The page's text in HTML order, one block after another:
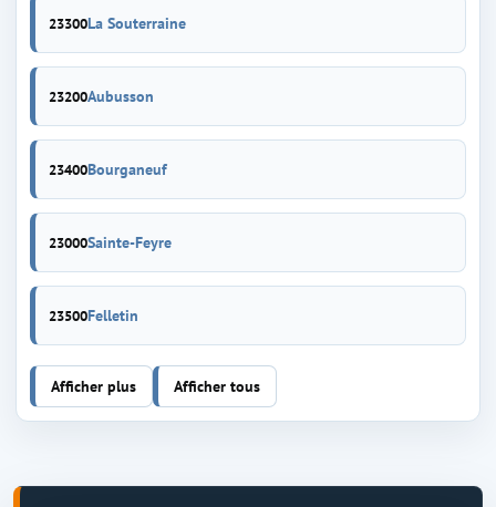
23300La Souterraine
23200Aubusson
23400Bourganeuf
23000Sainte-Feyre
23500Felletin
Afficher plus Afficher tous